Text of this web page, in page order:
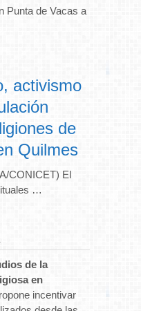
Punta de Vacas a
activismo
de
Quilmes
CONICET) El
…
de la
en
incentivar